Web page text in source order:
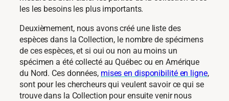
les les besoins les plus importants.
Deuxièmement, nous avons créé une liste des
espèces dans la Collection, le nombre de spécimens
de ces espèces, et si oui ou non au moins un
spécimen a été collecté au Québec ou en Amérique
du Nord. Ces données, mises en disponibilité en ligne,
sont pour les chercheurs qui veulent savoir ce qui se
trouve dans la Collection pour ensuite venir nous